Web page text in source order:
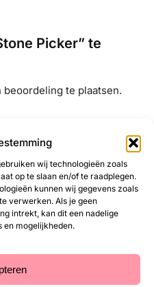
wij technologieën zoals
op te slaan en/of te raadplegen.
kunnen wij gegevens zoals
verwerken. Als je geen
intrekt, kan dit een nadelige
en mogelijkheden.
Picker” te
beoordeling te plaatsen.
Diversen
Nails